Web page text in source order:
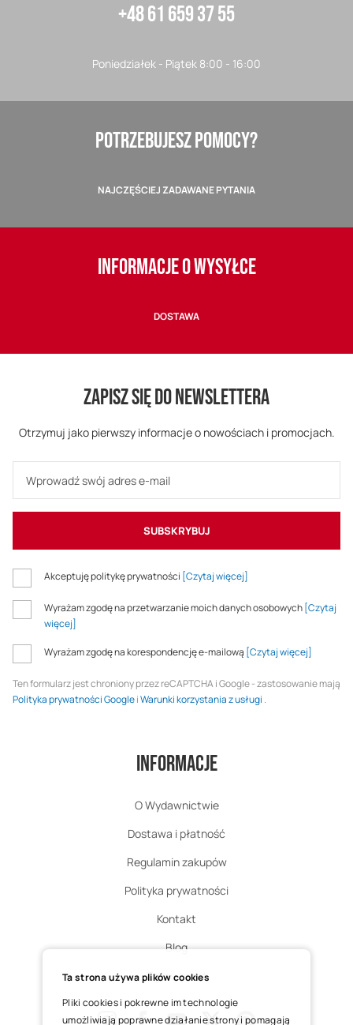
+48 61 659 37 55
Poniedziałek - Piątek 8:00 - 16:00
POTRZEBUJESZ POMOCY?
NAJCZĘŚCIEJ ZADAWANE PYTANIA
INFORMACJE O WYSYŁCE
DOSTAWA
ZAPISZ SIĘ DO NEWSLETTERA
Otrzymuj jako pierwszy informacje o nowościach i promocjach.
SUBSKRYBUJ
Akceptuję politykę prywatności [Czytaj więcej]
Wyrażam zgodę na przetwarzanie moich danych osobowych[Czytaj
więcej]
Wyrażam zgodę na korespondencję e-mailową [Czytaj więcej]
Ten formularz jest chroniony przez reCAPTCHA i Google - zastosowanie mają
Polityka prywatności GoogleiWarunki korzystania z usługi .
Informacje
O Wydawnictwie
Dostawa i płatność
Regulamin zakupów
Polityka prywatności
Kontakt
Blog
Zgłoś zwrot
Ta strona używa plików cookies
Pliki cookies i pokrewne im technologie
umożliwiają poprawne działanie strony i pomagają